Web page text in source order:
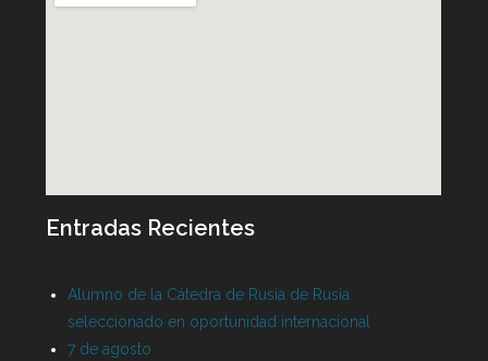
Entradas Recientes
Alumno de la Cátedra de Rusia de Rusia
seleccionado en oportunidad internacional
7 de agosto